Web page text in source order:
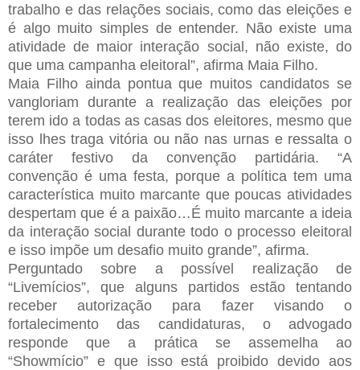
trabalho e das relações sociais, como das eleições e
é algo muito simples de entender. Não existe uma
atividade de maior interação social, não existe, do
que uma campanha eleitoral”, afirma Maia Filho.
Maia Filho ainda pontua que muitos candidatos se
vangloriam durante a realização das eleições por
terem ido a todas as casas dos eleitores, mesmo que
isso lhes traga vitória ou não nas urnas e ressalta o
caráter festivo da convenção partidária. “A
convenção é uma festa, porque a política tem uma
característica muito marcante que poucas atividades
despertam que é a paixão…É muito marcante a ideia
da interação social durante todo o processo eleitoral
e isso impõe um desafio muito grande”, afirma.
Perguntado sobre a possível realização de
“Livemícios”, que alguns partidos estão tentando
receber autorização para fazer visando o
fortalecimento das candidaturas, o advogado
responde que a prática se assemelha ao
“Showmício” e que isso está proibido devido aos